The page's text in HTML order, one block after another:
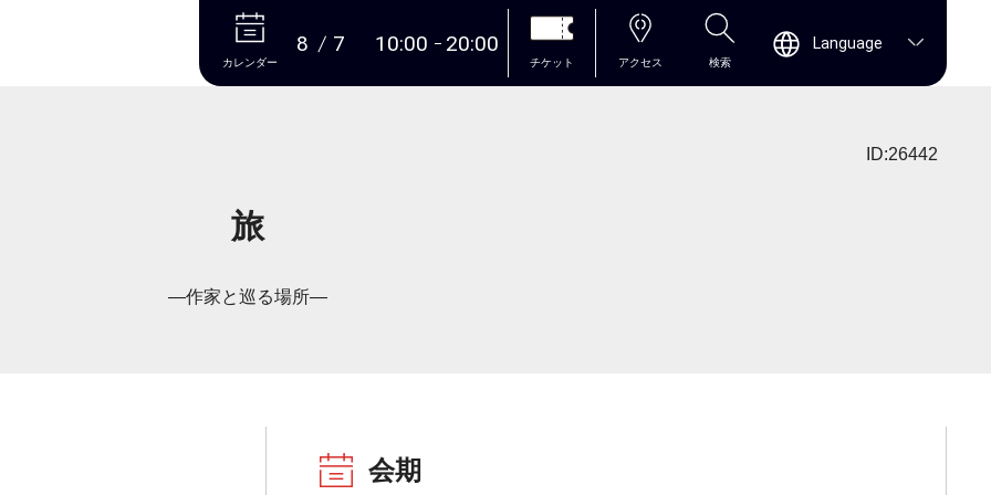
本文へ
カレンダー
8 7 10:00 20:00
チケット アクセス 検索
Language
ID:26442
旅
―作家と巡る場所―
会期